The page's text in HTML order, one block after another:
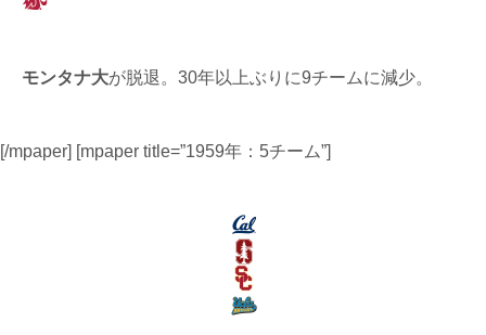
モンタナ大が脱退。30年以上ぶりに9チームに減少。
[/mpaper] [mpaper title=”1959年：5チーム”]